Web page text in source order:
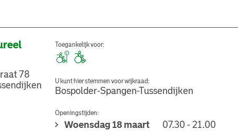
Valentijnschool
78
Toegankelijk voor:
U kunt hier stemmen voor wijkraad:
Bospolder-Spangen-Tussendijken
Openingstijden:
Woensdag 18 maart 07.30 - 21.00